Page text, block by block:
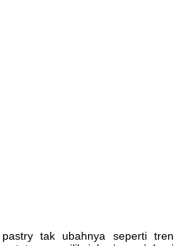
tak ubahnya seperti tren